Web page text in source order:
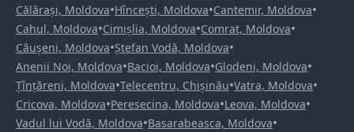
Călărași, Moldova•Hîncești, Moldova•Cantemir, Moldova•
Cahul, Moldova•Cimișlia, Moldova•Comrat, Moldova•
Căușeni, Moldova•Ștefan Vodă, Moldova•
Anenii Noi, Moldova•Bacioi, Moldova•Glodeni, Moldova•
Țînțăreni, Moldova•Telecentru, Chișinău•Vatra, Moldova•
Cricova, Moldova•Peresecina, Moldova•Leova, Moldova•
Vadul lui Vodă, Moldova•Basarabeasca, Moldova•